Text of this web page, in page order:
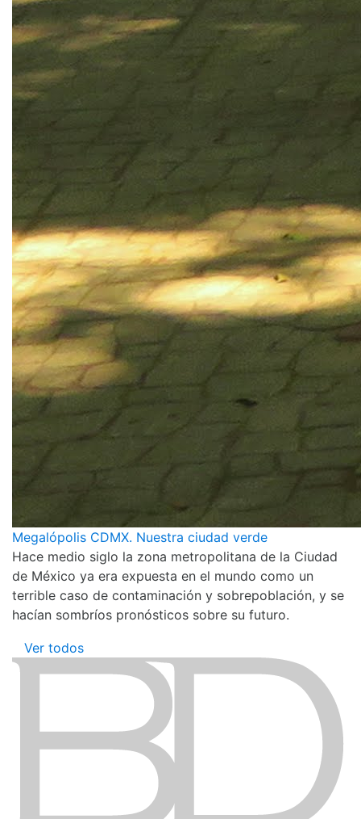
Megalópolis CDMX. Nuestra ciudad verde
Hace medio siglo la zona metropolitana de la Ciudad
de México ya era expuesta en el mundo como un
terrible caso de contaminación y sobrepoblación, y se
hacían sombríos pronósticos sobre su futuro.
Ver todos